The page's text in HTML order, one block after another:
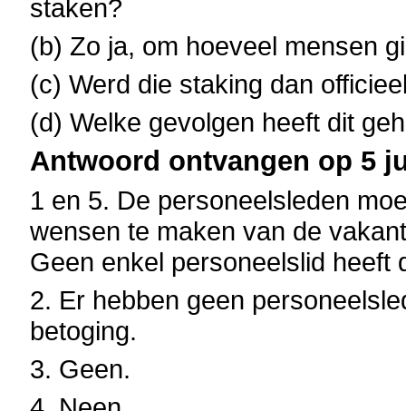
staken?
(b) Zo ja, om hoeveel mensen
(c) Werd die staking dan
(d) Welke gevolgen heeft dit
Antwoord ontvangen op 5
1 en 5. De personeelsleden
wensen te maken van de
Geen enkel personeelslid heeft
2. Er hebben geen
betoging.
3. Geen.